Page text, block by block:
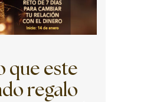
que este
regalo